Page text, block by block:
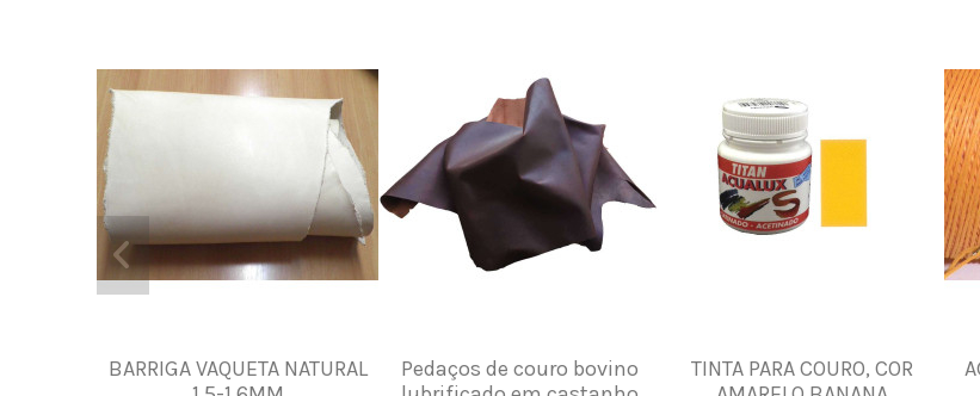
BARRIGA VAQUETA NATURAL
Pedaços de couro bovino
TINTA PARA COURO, COR